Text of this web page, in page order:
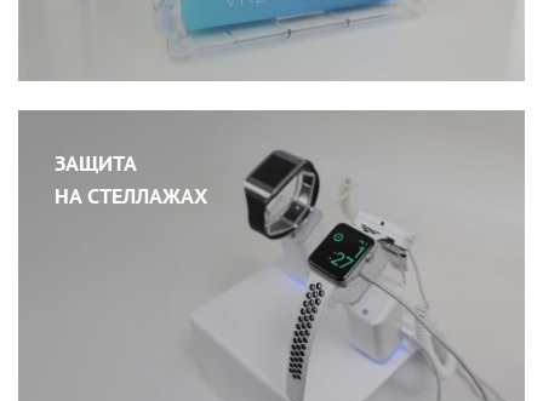
ЗАЩИТА
НА СТЕЛЛАЖАХ